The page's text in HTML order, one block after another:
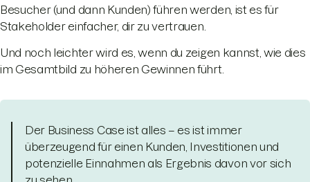
Besucher (und dann Kunden) führen werden, ist es für
Stakeholder einfacher, dir zu vertrauen.
Und noch leichter wird es, wenn du zeigen kannst, wie dies
im Gesamtbild zu höheren Gewinnen führt.
Der Business Case ist alles – es ist immer
überzeugend für einen Kunden, Investitionen und
potenzielle Einnahmen als Ergebnis davon vor sich